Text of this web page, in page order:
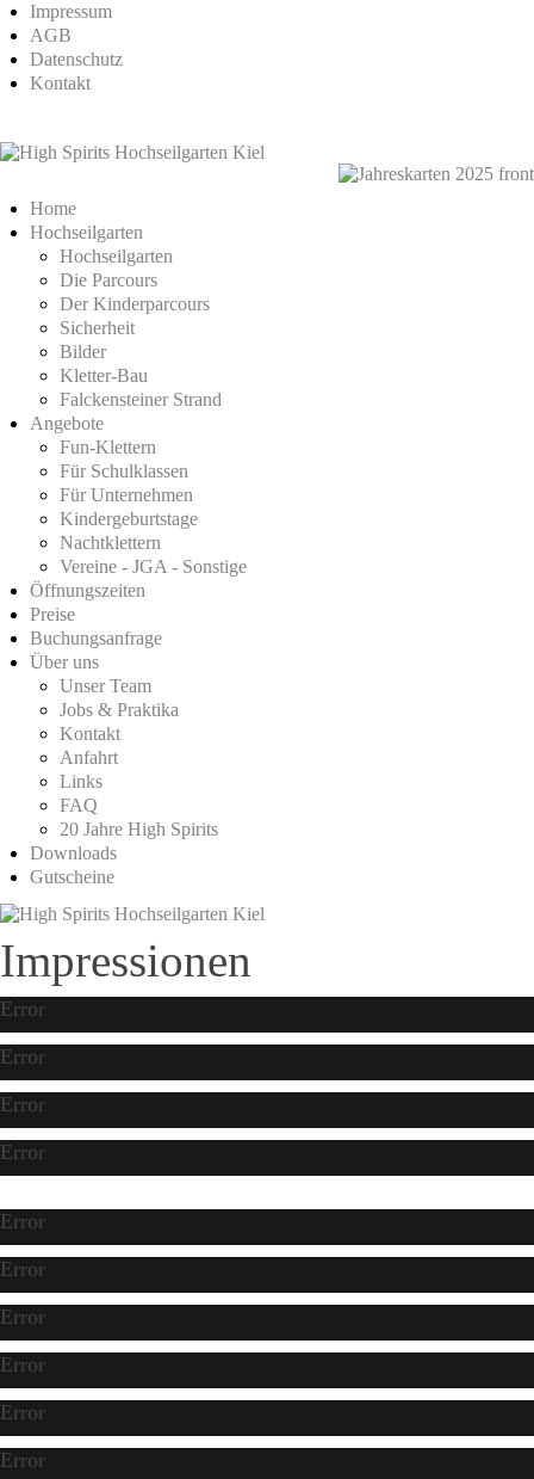
Impressum
AGB
Datenschutz
Kontakt
Home
Hochseilgarten
Hochseilgarten
Die Parcours
Der Kinderparcours
Sicherheit
Bilder
Kletter-Bau
Falckensteiner Strand
Angebote
Fun-Klettern
Für Schulklassen
Für Unternehmen
Kindergeburtstage
Nachtklettern
Vereine - JGA - Sonstige
Öffnungszeiten
Preise
Buchungsanfrage
Über uns
Unser Team
Jobs & Praktika
Kontakt
Anfahrt
Links
FAQ
20 Jahre High Spirits
Downloads
Gutscheine
Impressionen
Error
Error
Error
Error
Error
Error
Error
Error
Error
Error